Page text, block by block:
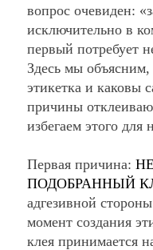
вопрос очевиден:
исключительно в
первый потребует
Здесь мы объясним,
этикетка и каковы
причины
избегаем этого
Первая причина:
ПОДОБРАННЫЙ
адгезивной
момент создания
клея принимается